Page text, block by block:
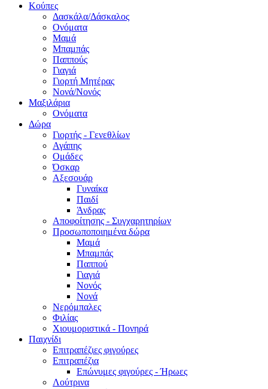
Κούπες
Δασκάλα/Δάσκαλος
Ονόματα
Μαμά
Μπαμπάς
Παππούς
Γιαγιά
Γιορτή Μητέρας
Νονά/Νονός
Μαξιλάρια
Ονόματα
Δώρα
Γιορτής - Γενεθλίων
Αγάπης
Ομάδες
Όσκαρ
Αξεσουάρ
Γυναίκα
Παιδί
Άνδρας
Αποφοίτησης - Συγχαρητηρίων
Προσωποποιημένα δώρα
Μαμά
Μπαμπάς
Παππού
Γιαγιά
Νονός
Νονά
Νερόμπαλες
Φιλίας
Χιουμοριστικά - Πονηρά
Παιχνίδι
Επιτραπέζιες φιγούρες
Επιτραπέζια
Επώνυμες φιγούρες - Ήρωες
Λούτρινα